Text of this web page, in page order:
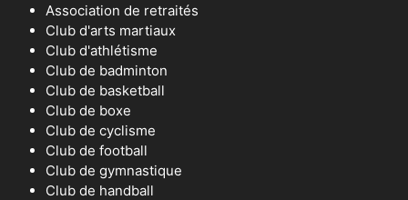
Association de retraités
Club d'arts martiaux
Club d'athlétisme
Club de badminton
Club de basketball
Club de boxe
Club de cyclisme
Club de football
Club de gymnastique
Club de handball